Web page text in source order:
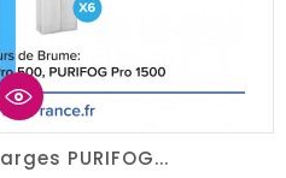
PURIFOG...